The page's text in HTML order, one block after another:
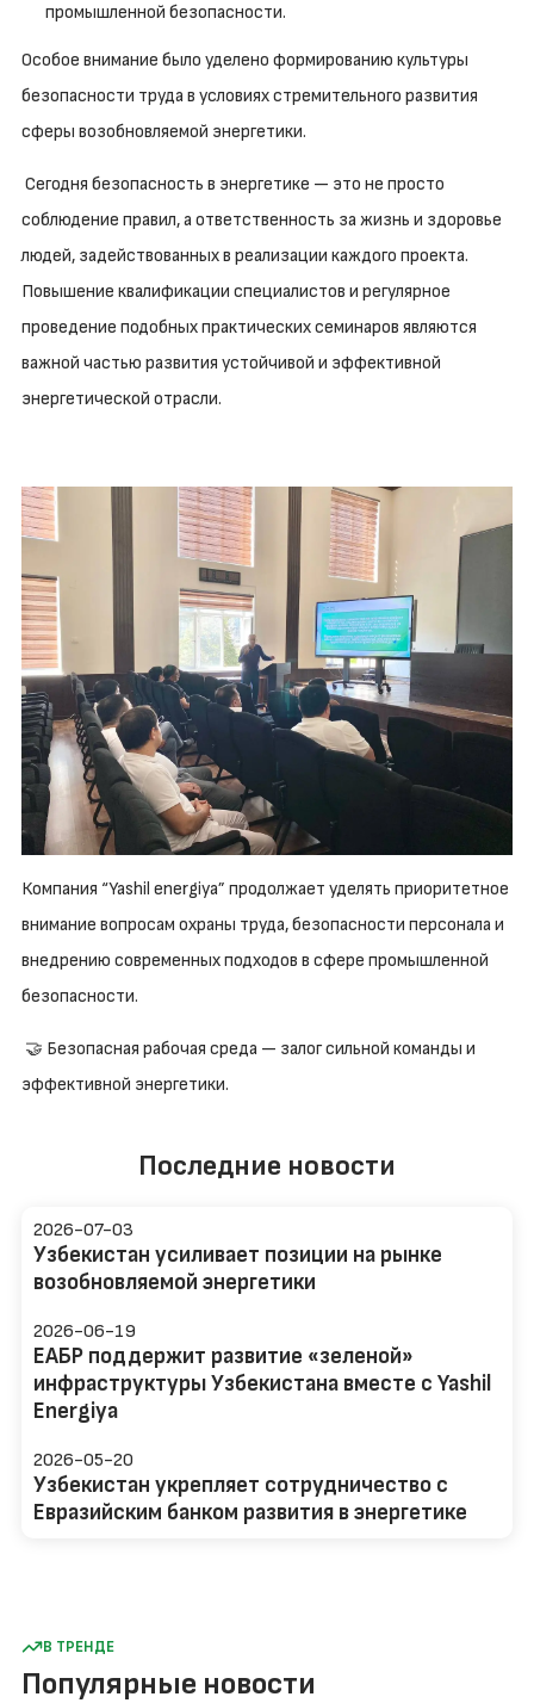
промышленной безопасности.
Особое внимание было уделено формированию культуры
безопасности труда в условиях стремительного развития
сферы возобновляемой энергетики.
Сегодня безопасность в энергетике — это не просто
соблюдение правил, а ответственность за жизнь и здоровье
людей, задействованных в реализации каждого проекта.
Повышение квалификации специалистов и регулярное
проведение подобных практических семинаров являются
важной частью развития устойчивой и эффективной
энергетической отрасли.
Компания “Yashil energiya” продолжает уделять приоритетное
внимание вопросам охраны труда, безопасности персонала и
внедрению современных подходов в сфере промышленной
безопасности.
🤝 Безопасная рабочая среда — залог сильной команды и
эффективной энергетики.
Последние новости
2026-07-03
Узбекистан усиливает позиции на рынке
возобновляемой энергетики
2026-06-19
ЕАБР поддержит развитие «зеленой»
инфраструктуры Узбекистана вместе с Yashil
Energiya
2026-05-20
Узбекистан укрепляет сотрудничество с
Евразийским банком развития в энергетике
В ТРЕНДЕ
Популярные новости